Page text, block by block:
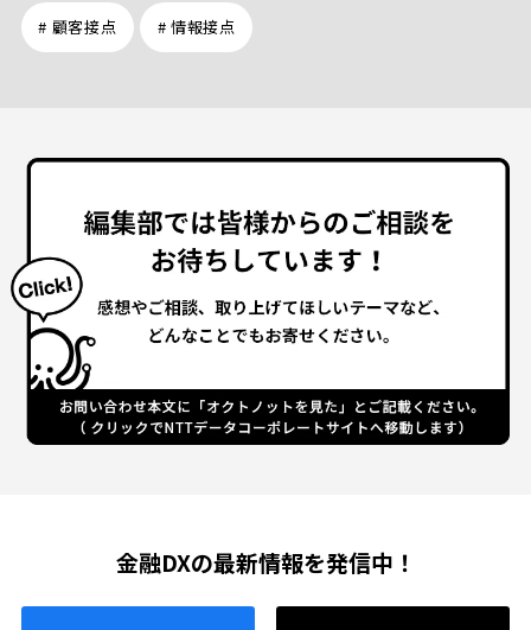
# 顧客接点 # 情報接点
金融DXの最新情報を発信中！